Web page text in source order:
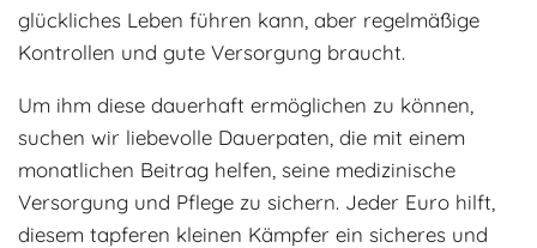
glückliches Leben führen kann, aber regelmäßige
Kontrollen und gute Versorgung braucht.
Um ihm diese dauerhaft ermöglichen zu können,
suchen wir liebevolle Dauerpaten, die mit einem
monatlichen Beitrag helfen, seine medizinische
Versorgung und Pflege zu sichern. Jeder Euro hilft,
diesem tapferen kleinen Kämpfer ein sicheres und